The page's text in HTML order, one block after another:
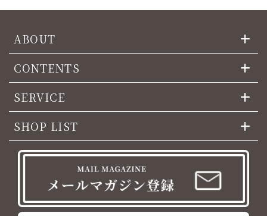
ABOUT
CONTENTS
SERVICE
SHOP LIST